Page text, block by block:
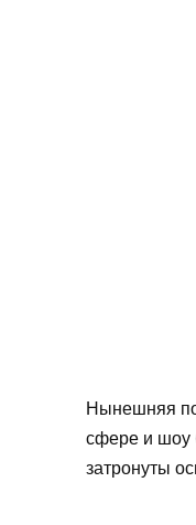
Нынешняя
сфере и шоу
затронуты